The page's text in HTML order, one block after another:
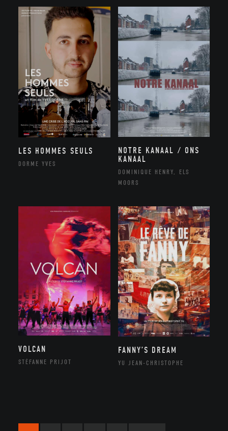
LES HOMMES SEULS
DORME YVES
NOTRE KANAAL / ONS
KANAAL
DOMINIQUE HENRY, ELS
MOORS
VOLCAN
STÉFANNE PRIJOT
FANNY’S DREAM
YU JEAN-CHRISTOPHE